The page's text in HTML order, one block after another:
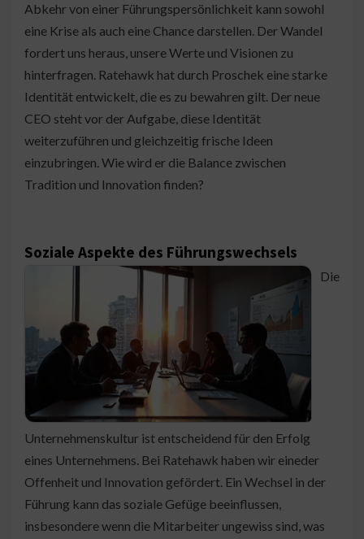
Abkehr von einer Führungspersönlichkeit kann sowohl
eine Krise als auch eine Chance darstellen. Der Wandel
fordert uns heraus, unsere Werte und Visionen zu
hinterfragen. Ratehawk hat durch Proschek eine starke
Identität entwickelt, die es zu bewahren gilt. Der neue
CEO steht vor der Aufgabe, diese Identität
weiterzuführen und gleichzeitig frische Ideen
einzubringen. Wie wird er die Balance zwischen
Tradition und Innovation finden?
Soziale Aspekte des Führungswechsels
Die
Unternehmenskultur ist entscheidend für den Erfolg
eines Unternehmens. Bei Ratehawk haben wir eineder
Offenheit und Innovation gefördert. Ein Wechsel in der
Führung kann das soziale Gefüge beeinflussen,
insbesondere wenn die Mitarbeiter ungewiss sind, was